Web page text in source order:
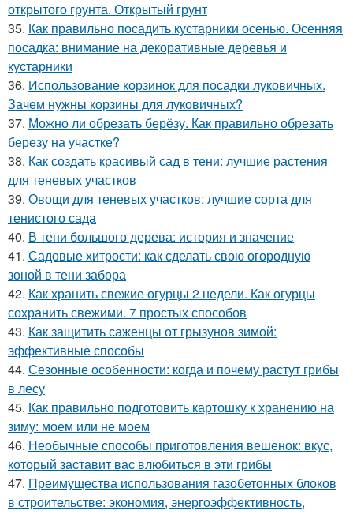
открытого грунта. Открытый грунт
35. Как правильно посадить кустарники осенью. Осенняя
посадка: внимание на декоративные деревья и
кустарники
36. Использование корзинок для посадки луковичных.
Зачем нужны корзины для луковичных?
37. Можно ли обрезать берёзу. Как правильно обрезать
березу на участке?
38. Как создать красивый сад в тени: лучшие растения
для теневых участков
39. Овощи для теневых участков: лучшие сорта для
тенистого сада
40. В тени большого дерева: история и значение
41. Садовые хитрости: как сделать свою огородную
зоной в тени забора
42. Как хранить свежие огурцы 2 недели. Как огурцы
сохранить свежими. 7 простых способов
43. Как защитить саженцы от грызунов зимой:
эффективные способы
44. Сезонные особенности: когда и почему растут грибы
в лесу
45. Как правильно подготовить картошку к хранению на
зиму: моем или не моем
46. Необычные способы приготовления вешенок: вкус,
который заставит вас влюбиться в эти грибы
47. Преимущества использования газобетонных блоков
в строительстве: экономия, энергоэффективность,